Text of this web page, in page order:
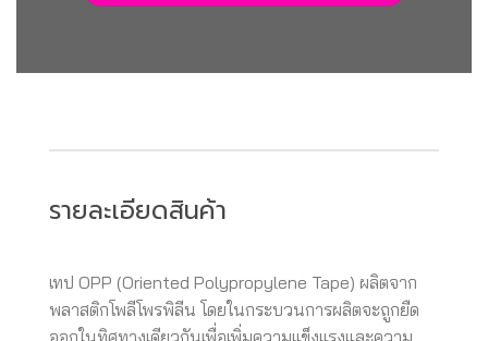
รายละเอียดสินค้า
เทป OPP (Oriented Polypropylene Tape) ผลิตจาก
พลาสติกโพลีโพรพิลีน โดยในกระบวนการผลิตจะถูกยืด